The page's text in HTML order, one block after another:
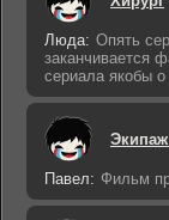
Люда: Опять
заканчивается
сериала якобы о
Экипаж
Павел: Фильм